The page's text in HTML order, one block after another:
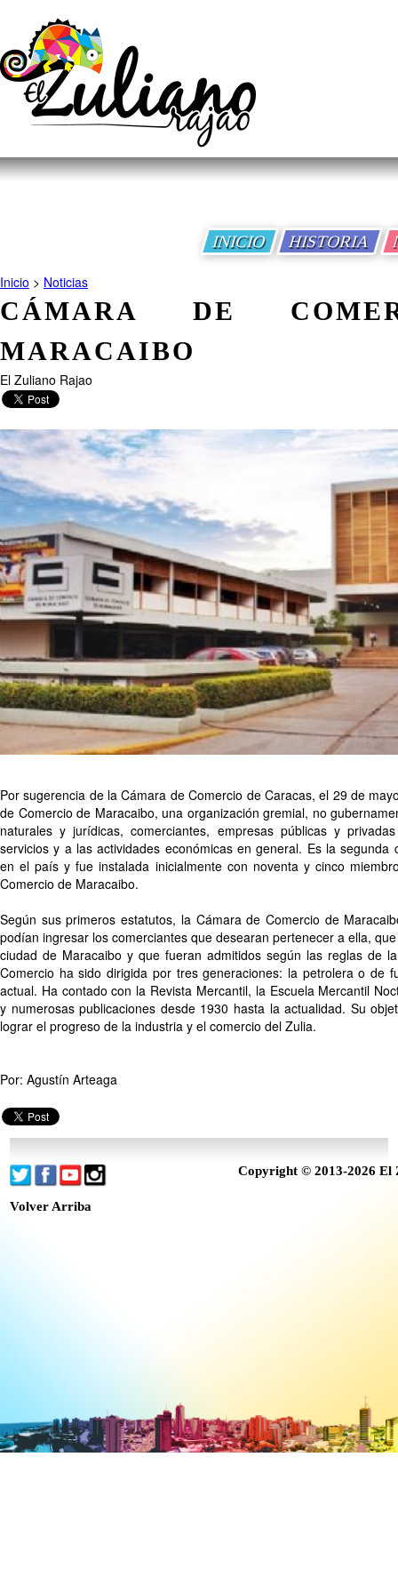
INICIO HISTORIA
Inicio > Noticias
CÁMARA DE
MARACAIBO
El Zuliano Rajao
Por sugerencia de la Cámara de Comercio de Caracas, el 29 de
de Comercio de Maracaibo, una organización gremial, no
naturales y jurídicas, comerciantes, empresas públicas y
servicios y a las actividades económicas en general. Es la segunda
en el país y fue instalada inicialmente con noventa y cinco
Comercio de Maracaibo.
Según sus primeros estatutos, la Cámara de Comercio de
podían ingresar los comerciantes que desearan pertenecer a ella,
ciudad de Maracaibo y que fueran admitidos según las reglas de
Comercio ha sido dirigida por tres generaciones: la petrolera o de
actual. Ha contado con la Revista Mercantil, la Escuela Mercantil
y numerosas publicaciones desde 1930 hasta la actualidad. Su
lograr el progreso de la industria y el comercio del Zulia.
Por: Agustín Arteaga
Copyright © 2013-2026 El
Volver Arriba